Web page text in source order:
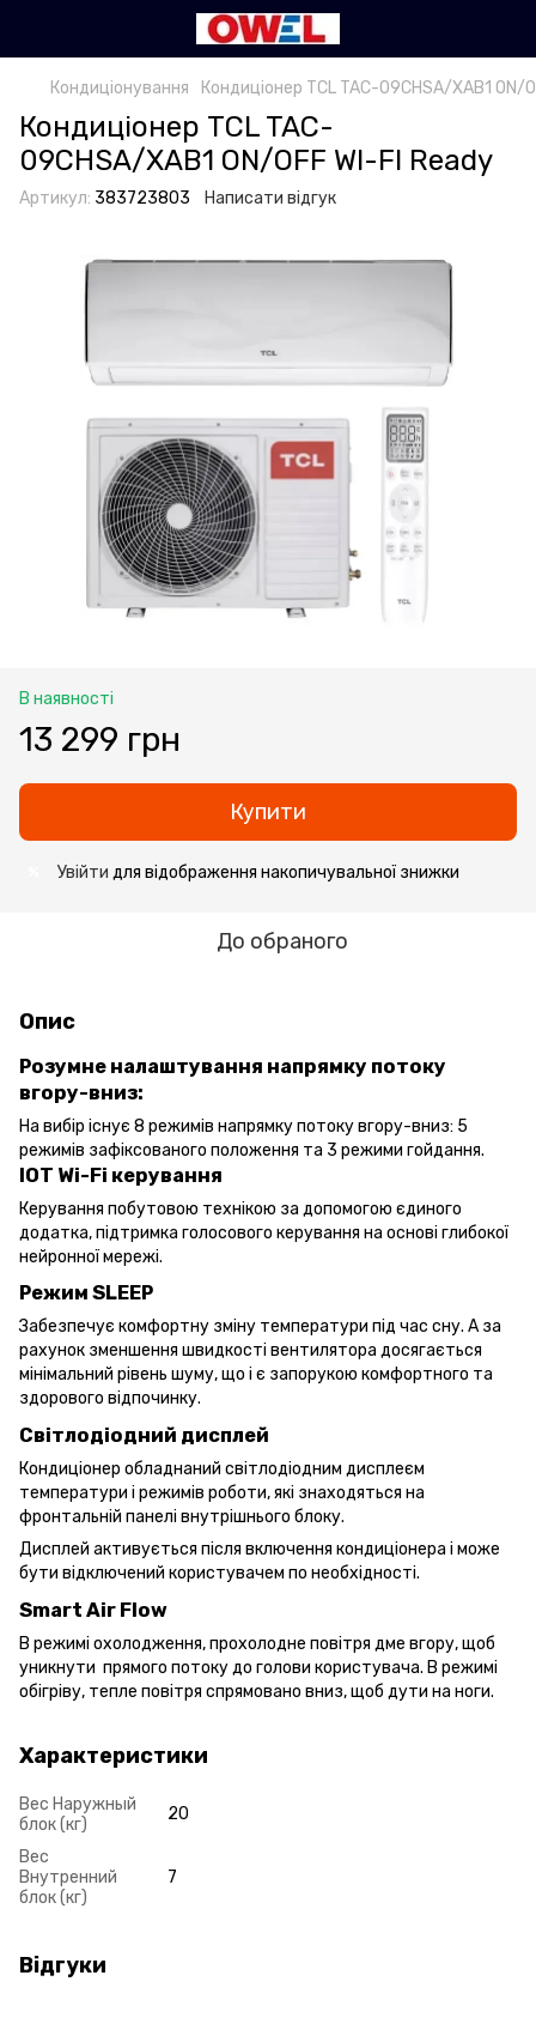
Кондиціонування Кондиціонер TCL TAC-09CHSA/XAB1 ON/
Кондиціонер TCL TAC-
09CHSA/XAB1 ON/OFF WI-FI Ready
Артикул: 383723803 Написати відгук
В наявності
13 299 грн
Купити
Увійти для відображення накопичувальної знижки
До обраного
Опис
Розумне налаштування напрямку потоку
вгору-вниз:
На вибір існує 8 режимів напрямку потоку вгору-вниз: 5
режимів зафіксованого положення та 3 режими гойдання.
IOT Wi-Fi керування
Керування побутовою технікою за допомогою єдиного
додатка, підтримка голосового керування на основі глибокої
нейронної мережі.
Режим SLEEP
Забезпечує комфортну змiну температури пiд час сну. А за
рахунок зменшення швидкостi вентилятора досягається
мiнiмальний рiвень шуму, що i є запорукою комфортного та
здорового вiдпочинку.
Світлодіодний дисплей
Кондиціонер обладнаний світлодіодним дисплеєм
температури і режимів роботи, які знаходяться на
фронтальній панелі внутрішнього блоку.
Дисплей активується після включення кондиціонера і може
бути відключений користувачем по необхідності.
Smart Air Flow
В режимі охолодження, прохолодне повітря дме вгору, щоб
уникнути прямого потоку до голови користувача. В режимі
обігріву, тепле повітря спрямовано вниз, щоб дути на ноги.
Характеристики
Вес Наружный
блок (кг)
20
Вес
Внутренний
блок (кг)
7
Відгуки